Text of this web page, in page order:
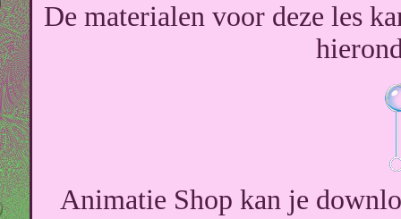
De materialen voor deze les
Animatie Shop kan je